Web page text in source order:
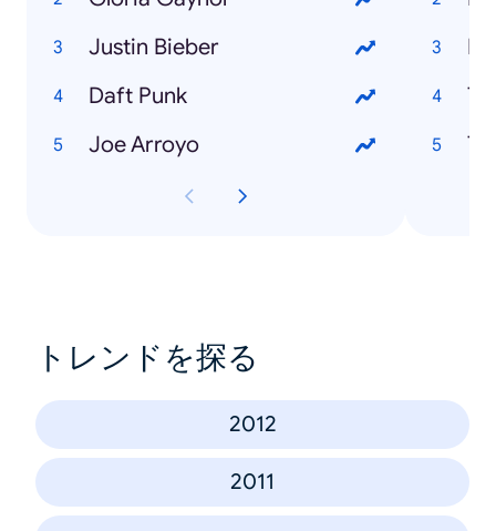
Justin Bieber
Daft Punk
Joe Arroyo
トレンドを探る
2012
2011